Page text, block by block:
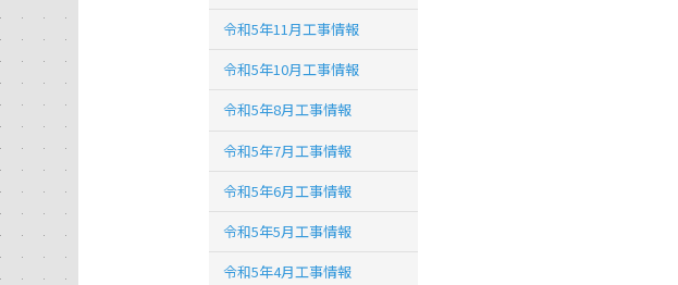
令和5年11月工事情報
令和5年10月工事情報
令和5年8月工事情報
令和5年7月工事情報
令和5年6月工事情報
令和5年5月工事情報
令和5年4月工事情報